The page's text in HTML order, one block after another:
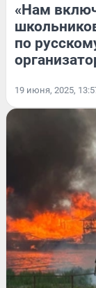
«Нам
по
19 июня, 2025,